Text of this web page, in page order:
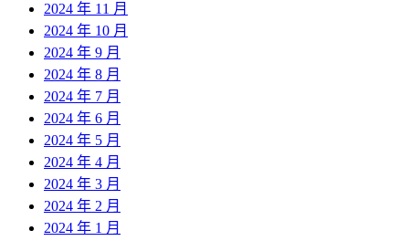
2024 年 11 月
2024 年 10 月
2024 年 9 月
2024 年 8 月
2024 年 7 月
2024 年 6 月
2024 年 5 月
2024 年 4 月
2024 年 3 月
2024 年 2 月
2024 年 1 月